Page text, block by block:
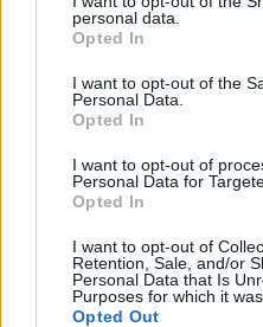
personal data.
Opted In
I want to opt-out of the
Personal Data.
Opted In
I want to opt-out of
Personal Data for
Opted In
I want to opt-out of
Retention, Sale, and/or
Personal Data that Is
Purposes for which it
Opted Out
MotorOne: «Δεν…
7.8.2026
Bentley Torcal: Αν
σαν να έχει…